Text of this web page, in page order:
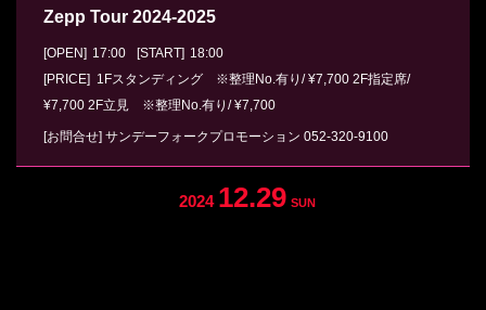
Zepp Tour 2024-2025
[OPEN] 17:00 [START] 18:00
[PRICE] 1Fスタンディング ※整理No.有り/ ¥7,700 2F指定席/
¥7,700 2F立見 ※整理No.有り/ ¥7,700
[お問合せ] サンデーフォークプロモーション 052-320-9100
2024 12.29 SUN